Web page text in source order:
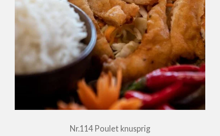
Nr.114 Poulet knusprig